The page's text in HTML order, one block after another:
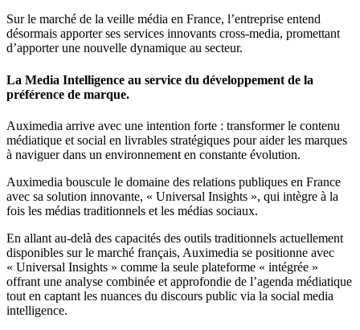
Sur le marché de la veille média en France, l’entreprise entend
désormais apporter ses services innovants cross-media, promettant
d’apporter une nouvelle dynamique au secteur.
La Media Intelligence au service du développement de la
préférence de marque.
Auximedia arrive avec une intention forte : transformer le contenu
médiatique et social en livrables stratégiques pour aider les marques
à naviguer dans un environnement en constante évolution.
Auximedia bouscule le domaine des relations publiques en France
avec sa solution innovante, « Universal Insights », qui intègre à la
fois les médias traditionnels et les médias sociaux.
En allant au-delà des capacités des outils traditionnels actuellement
disponibles sur le marché français, Auximedia se positionne avec
« Universal Insights » comme la seule plateforme « intégrée »
offrant une analyse combinée et approfondie de l’agenda médiatique
tout en captant les nuances du discours public via la social media
intelligence.